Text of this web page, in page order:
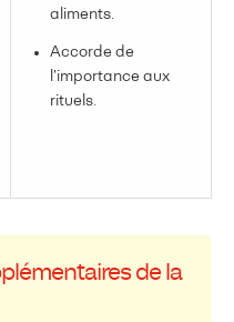
aliments.
Accorde de
l’importance aux
rituels.
de la